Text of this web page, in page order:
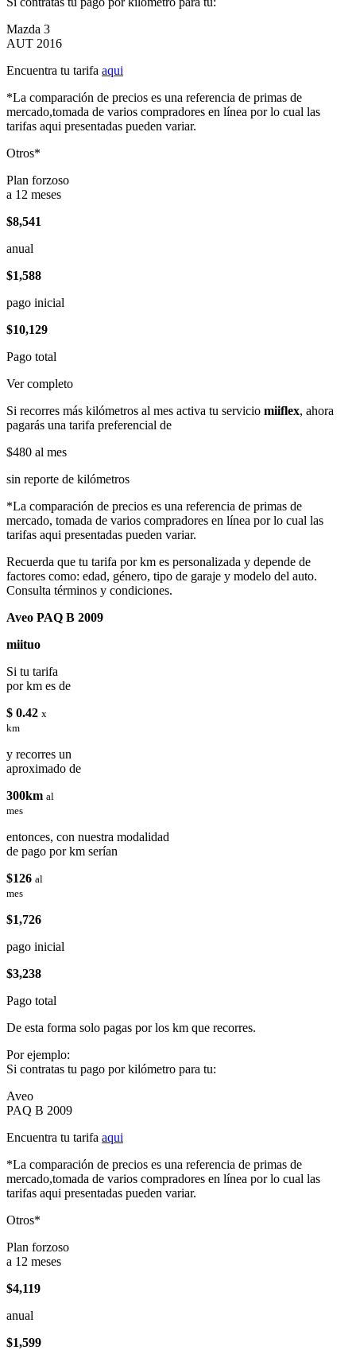
Mazda 3
AUT 2016
Encuentra tu tarifa aqui
*La comparación de precios es una referencia de primas de
mercado,tomada de varios compradores en línea por lo cual las
tarifas aqui presentadas pueden variar.
Otros*
Plan forzoso
a 12 meses
$8,541
anual
$1,588
pago inicial
$10,129
Pago total
Ver completo
Si recorres más kilómetros al mes activa tu servicio miiflex, ahora
pagarás una tarifa preferencial de
$480 al mes
sin reporte de kilómetros
*La comparación de precios es una referencia de primas de
mercado, tomada de varios compradores en línea por lo cual las
tarifas aqui presentadas pueden variar.
Recuerda que tu tarifa por km es personalizada y depende de
factores como: edad, género, tipo de garaje y modelo del auto.
Consulta términos y condiciones.
Aveo PAQ B 2009
miituo
Si tu tarifa
por km es de
$ 0.42 x
km
y recorres un
aproximado de
300km al
mes
entonces, con nuestra modalidad
de pago por km serían
$126 al
mes
$1,726
pago inicial
$3,238
Pago total
De esta forma solo pagas por los km que recorres.
Por ejemplo:
Si contratas tu pago por kilómetro para tu:
Aveo
PAQ B 2009
Encuentra tu tarifa aqui
*La comparación de precios es una referencia de primas de
mercado,tomada de varios compradores en línea por lo cual las
tarifas aqui presentadas pueden variar.
Otros*
Plan forzoso
a 12 meses
$4,119
anual
$1,599